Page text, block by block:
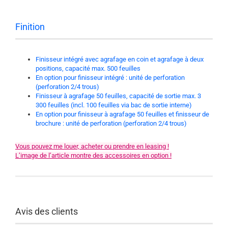
Finition
Finisseur intégré avec agrafage en coin et agrafage à deux
positions, capacité max. 500 feuilles
En option pour finisseur intégré : unité de perforation
(perforation 2/4 trous)
Finisseur à agrafage 50 feuilles, capacité de sortie max. 3
300 feuilles (incl. 100 feuilles via bac de sortie interne)
En option pour finisseur à agrafage 50 feuilles et finisseur de
brochure : unité de perforation (perforation 2/4 trous)
Vous pouvez me louer, acheter ou prendre en leasing !
L’image de l’article montre des accessoires en option !
Avis des clients